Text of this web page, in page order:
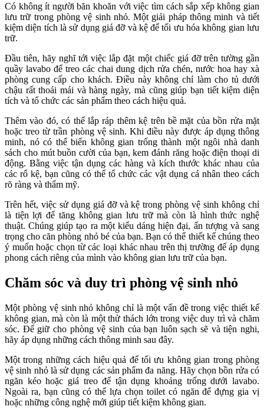
Có không ít người băn khoăn với việc tìm cách sắp xếp không gian
lưu trữ trong phòng vệ sinh nhỏ. Một giải pháp thông minh và tiết
kiệm diện tích là sử dụng giá đỡ và kệ để tối ưu hóa không gian lưu
trữ.
Đầu tiên, hãy nghĩ tới việc lắp đặt một chiếc giá đỡ trên tường gần
quầy lavabo để treo các chai dung dịch rửa chén, nước hoa hay xà
phòng cung cấp cho khách. Điều này không chỉ làm cho tủ dưới
chậu rất thoái mái và hàng ngày, mà cũng giúp bạn tiết kiệm diện
tích và tổ chức các sản phẩm theo cách hiệu quả.
Thêm vào đó, có thể lắp ráp thêm kệ trên bề mặt của bồn rửa mặt
hoặc treo từ trần phòng vệ sinh. Khi điều này được áp dụng thông
minh, nó có thể biến không gian trống thành một ngôi nhà danh
sách cho mút buồn cười của bạn, kem đánh răng hoặc điện thoại di
động. Bằng việc tận dụng các hàng và kích thước khác nhau của
các rổ kệ, bạn cũng có thể tổ chức các vật dụng cá nhân theo cách
rõ ràng và thẩm mỹ.
Trên hết, việc sử dụng giá đỡ và kệ trong phòng vệ sinh không chỉ
là tiện lợi để tăng không gian lưu trữ mà còn là hình thức nghệ
thuật. Chúng giúp tạo ra một kiểu dáng hiện đại, ấn tượng và sang
trọng cho căn phòng nhỏ bé của bạn. Bạn có thể thiết kế chúng theo
ý muốn hoặc chọn từ các loại khác nhau trên thị trường để áp dụng
phong cách riêng của mình vào không gian lưu trữ của bạn.
Chăm sóc và duy trì phòng vệ sinh nhỏ
Một phòng vệ sinh nhỏ không chỉ là một vấn đề trong việc thiết kế
không gian, mà còn là một thử thách lớn trong việc duy trì và chăm
sóc. Để giữ cho phòng vệ sinh của bạn luôn sạch sẽ và tiện nghi,
hãy áp dụng những cách thông minh sau đây.
Một trong những cách hiệu quả để tối ưu không gian trong phòng
vệ sinh nhỏ là sử dụng các sản phẩm đa năng. Hãy chọn bồn rửa có
ngăn kéo hoặc giá treo để tận dụng khoảng trống dưới lavabo.
Ngoài ra, bạn cũng có thể lựa chọn toilet có ngăn để đựng gia vị
hoặc những công nghệ mới giúp tiết kiệm không gian.